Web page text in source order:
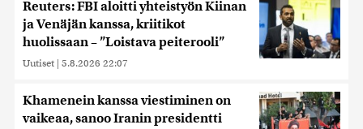
Reuters: FBI aloitti yhteistyön Kiinan
ja Venäjän kanssa, kriitikot
huolissaan – ”Loistava peiterooli”
Uutiset | 5.8.2026 22:07
Khamenein kanssa viestiminen on
vaikeaa, sanoo Iranin presidentti